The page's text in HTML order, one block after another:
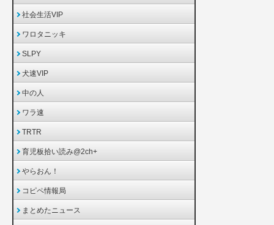
社会生活VIP
ワロタニッキ
SLPY
犬速VIP
中の人
ワラ速
TRTR
育児板拾い読み@2ch+
やらおん！
コピペ情報局
まとめたニュース